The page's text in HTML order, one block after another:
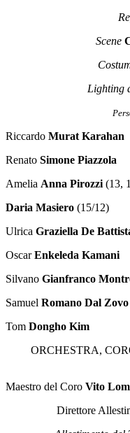
Scene
Lighting
Riccardo Murat Karahan
Renato Simone Piazzola
Amelia Anna Pirozzi (13,
Daria Masiero (15/12)
Ulrica Graziella De
OscarEnkeleda Kamani
Silvano Gianfranco
Samuel Romano Dal Zovo
Tom Dongho Kim
ORCHESTRA,
Maestro del Coro Vito
Direttore